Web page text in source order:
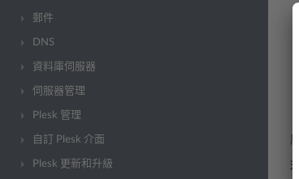
郵件
DNS
資料庫伺服器
伺服器管理
Plesk 管理
自訂 Plesk 介面
Plesk 更新和升級